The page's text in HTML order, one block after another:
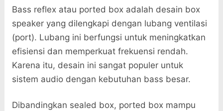
Bass reflex atau ported box adalah desain box
speaker yang dilengkapi dengan lubang ventilasi
(port). Lubang ini berfungsi untuk meningkatkan
efisiensi dan memperkuat frekuensi rendah.
Karena itu, desain ini sangat populer untuk
sistem audio dengan kebutuhan bass besar.
Dibandingkan sealed box, ported box mampu